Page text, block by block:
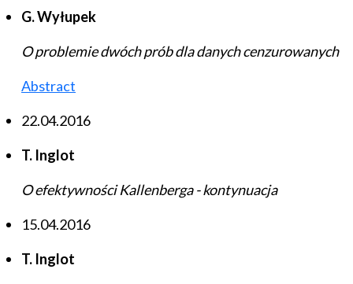
G. Wyłupek
O problemie dwóch prób dla danych cenzurowanych
Abstract
22.04.2016
T. Inglot
O efektywności Kallenberga - kontynuacja
15.04.2016
T. Inglot